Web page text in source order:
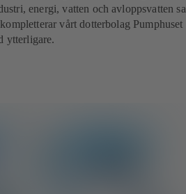
energi, vatten och avloppsvatten
vårt dotterbolag Pumphuset
ytterligare.